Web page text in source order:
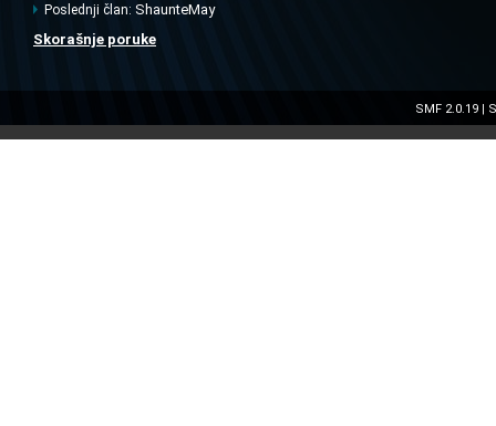
Poslednji član: ShaunteMay
Skorašnje poruke
SMF 2.0.19|